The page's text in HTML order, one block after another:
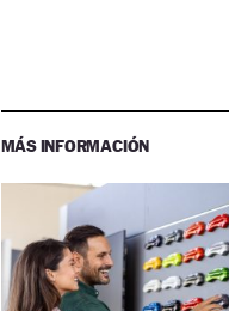
MÁS INFORMACIÓN